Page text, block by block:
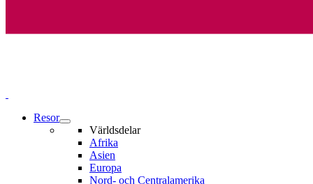
Resor
Världsdelar
Afrika
Asien
Europa
Nord- och Centralamerika